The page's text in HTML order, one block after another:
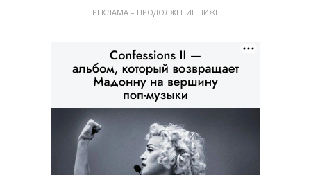
РЕКЛАМА – ПРОДОЛЖЕНИЕ НИЖЕ